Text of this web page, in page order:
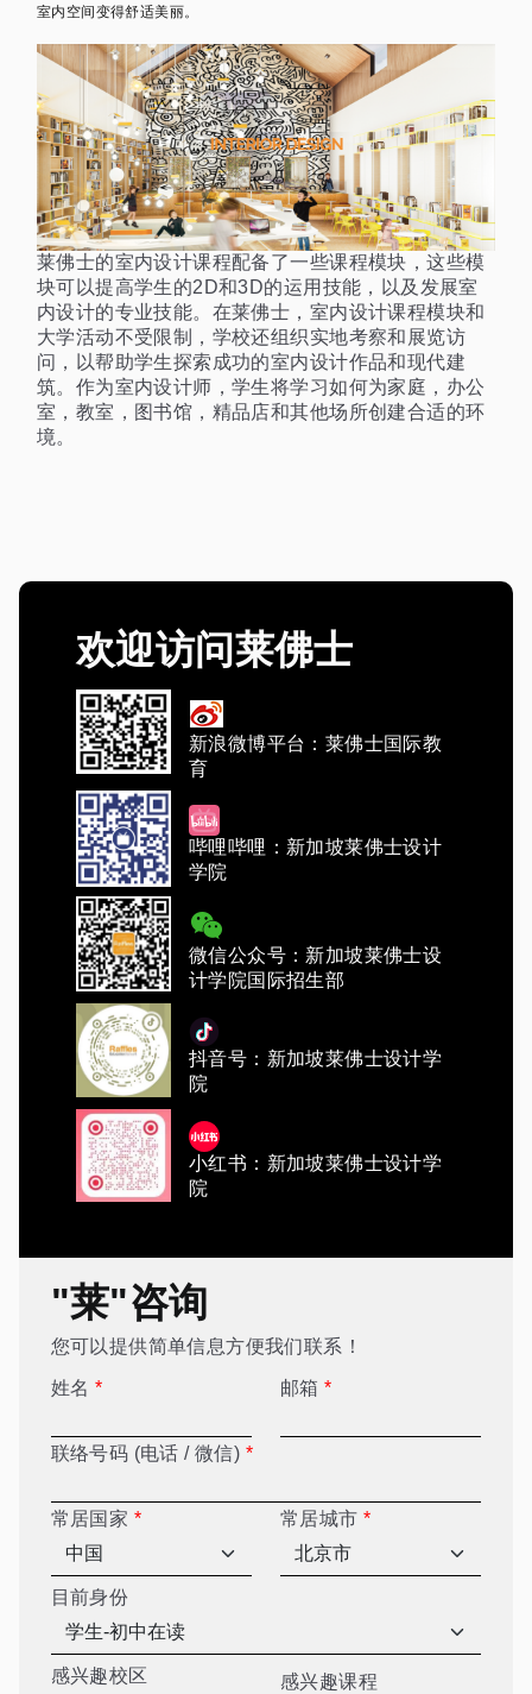
室内空间变得舒适美丽。
莱佛士的室内设计课程配备了一些课程模块，这些模
块可以提高学生的2D和3D的运用技能，以及发展室
内设计的专业技能。在莱佛士，室内设计课程模块和
大学活动不受限制，学校还组织实地考察和展览访
问，以帮助学生探索成功的室内设计作品和现代建
筑。作为室内设计师，学生将学习如何为家庭，办公
室，教室，图书馆，精品店和其他场所创建合适的环
境。
欢迎访问莱佛士
新浪微博平台：莱佛士国际教
育
哔哩哔哩：新加坡莱佛士设计
学院
微信公众号：新加坡莱佛士设
计学院国际招生部
抖音号：新加坡莱佛士设计学
院
小红书：新加坡莱佛士设计学
院
"莱"咨询
您可以提供简单信息方便我们联系！
姓名 * 邮箱*
联络号码 (电话 / 微信) *
常居国家 * 常居城市*
目前身份
感兴趣校区 感兴趣课程